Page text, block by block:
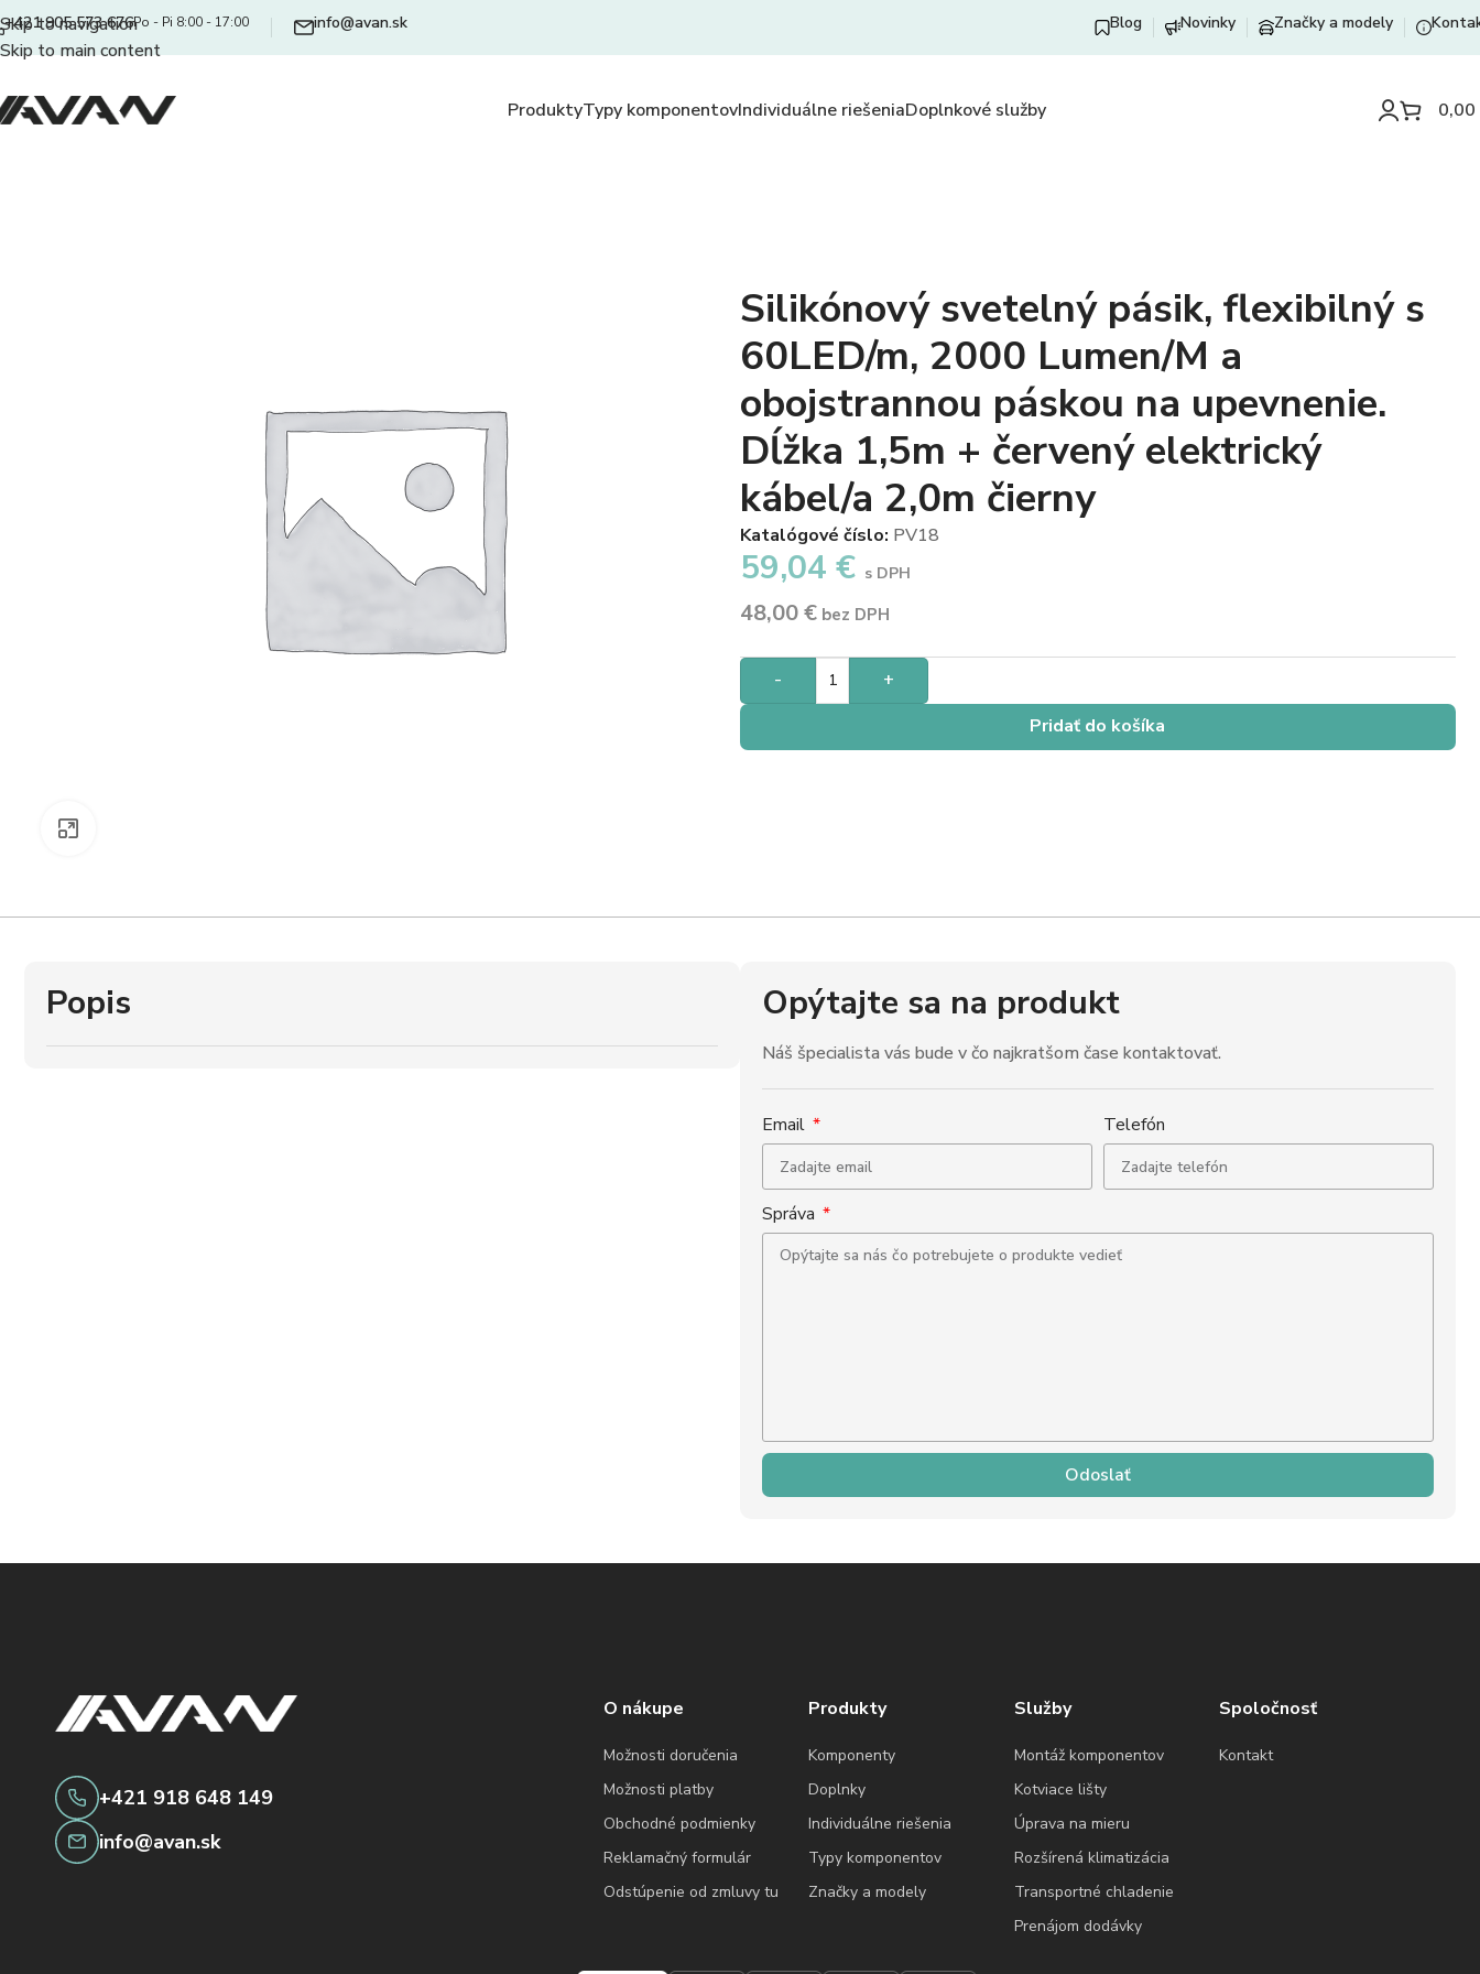
Skip to navigation
Skip to main content
+421 905 573 676Po - Pi 8:00 - 17:00 info@avan.sk Blog Novinky Značky a modely
ProduktyTypy komponentovIndividuálne riešeniaDoplnkové služby 0,00
Silikónový svetelný pásik, flexibilný s
60LED/m, 2000 Lumen/M a
obojstrannou páskou na upevnenie.
Dĺžka 1,5m + červený elektrický
kábel/a 2,0m čierny
Katalógové číslo: PV18
59,04 € s DPH
48,00€bez DPH
-
+
Pridať do košíka
Popis Opýtajte sa na produkt
Náš špecialista vás bude v čo najkratšom čase kontaktovať.
Email Telefón
Správa
Odoslať
+421 918 648 149
info@avan.sk
O nákupe
Možnosti doručenia
Možnosti platby
Obchodné podmienky
Reklamačný formulár
Odstúpenie od zmluvy tu
Produkty
Komponenty
Doplnky
Individuálne riešenia
Typy komponentov
Značky a modely
Služby
Montáž komponentov
Kotviace lišty
Úprava na mieru
Rozšírená klimatizácia
Transportné chladenie
Prenájom dodávky
Spoločnosť
Kontakt